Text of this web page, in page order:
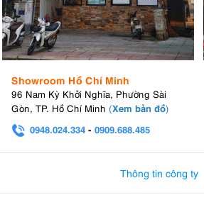
Showroom Hồ Chí Minh
96 Nam Kỳ Khởi Nghĩa, Phường Sài
Gòn, TP. Hồ Chí Minh (Xem bản đồ)
0948.024.334 - 0909.688.485
Thông tin công ty